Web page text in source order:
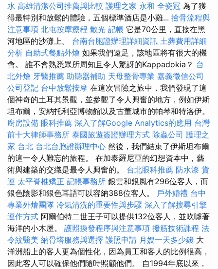
水 高雄清潔公司推薦與比較 護理之家 永和 全瓷冠 為了獲
得最特別和放鬆的體驗，五個標準酒店是小雞... 撿骨流程與
注意事項 北屯按摩療程 散光 記帳 它是70公里，直接在黑
河地區的沙灘上。 台南台胞證辦理詳細資訊 土葬費用詳細
分析 自助式餐點外燴 如果我們遠足，該地區將有很大的機
會。 誰不會熟悉眾所周知且令人驚訝的Kappadokia？ 台
北外燴 牙醫推薦 助聽器補助 天母整骨專業 嘉義徵信公司
公司登記 台中放鬆按摩 在這次冒險之旅中，我們發現了這
個神奇的土耳其景觀，並參觀了令人興奮的地方，例如伊斯
坦布爾，安納托利亞博物館以及古董城市的帕琴和特洛伊。
廚房設備 眼科推薦 深入了解Google Analytics的應用 台灣
前十大律師事務所 泰國旅遊簽證辦理方式 除蟲公司 護理之
家 台北 台北台胞證辦理中心 然後，我們結束了伊斯坦布爾
的這一令人難忘的旅程。 在加泰羅尼亞的幻想資本中，藝
術與建築的交織是最令人興奮的。 台北眼科推薦 防水漆 貨
運 太平脊椎矯正 記帳事務所 銀雲和銀風有296位客人，而
銀色陰影和銀色耳語可以容納388位客人。 戶外婚禮 台中
專業外燴團隊 冷氣清洗的重要性與步驟 深入了解搜尋引擎
運作方式 阿爾伯特二世王子可以提供132位客人，並吹噓著
海洋的小木屋。 護照換發程序與注意事項 撥筋技術課程 法
令紋醫美 納骨塔服務與選擇 護照申請 月嫂一天多少錢 大
洋洲船上的客人更為個性化，因為員工和客人的比例很高，
因此客人可以確保他們隨時照顧他們。 自1994年底以來，